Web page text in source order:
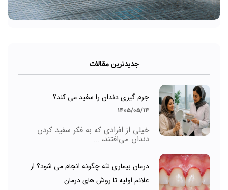
جدیدترین مقالات
جرم گیری دندان را سفید می کند؟
1405/05/14
خیلی از افرادی که به فکر سفید کردن
دندان می‌افتند، ...
درمان بیماری لثه چگونه انجام می شود؟ از
علائم اولیه تا روش های درمان